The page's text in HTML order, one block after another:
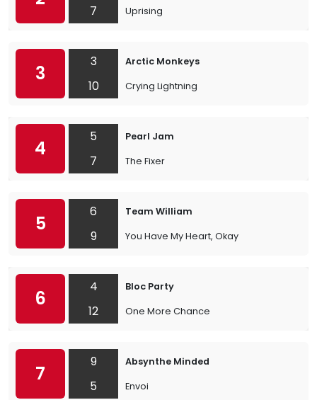
7 Uprising
3
3
10
Arctic Monkeys
Crying Lightning
4
5
7
Pearl Jam
The Fixer
5
6
9
Team William
You Have My Heart, Okay
6
4
12
Bloc Party
One More Chance
7
9
5
Absynthe Minded
Envoi